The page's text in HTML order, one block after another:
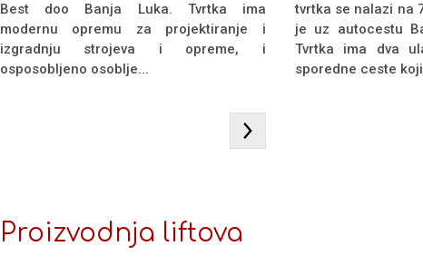
Best doo Banja Luka. Tvrtka ima
modernu opremu za projektiranje i
izgradnju strojeva i opreme, i
osposobljeno osoblje...
tvrtka se nalazi na
je uz autocestu
Tvrtka ima dva
sporedne ceste
Proizvodnja liftova